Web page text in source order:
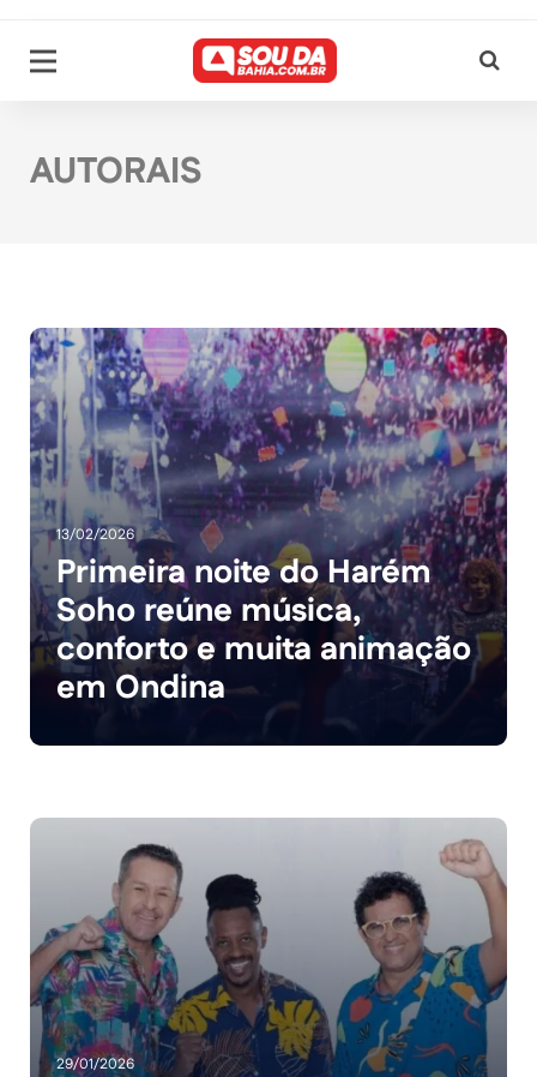
AUTORAIS
13/02/2026
Primeira noite do Harém
Soho reúne música,
conforto e muita animação
em Ondina
29/01/2026